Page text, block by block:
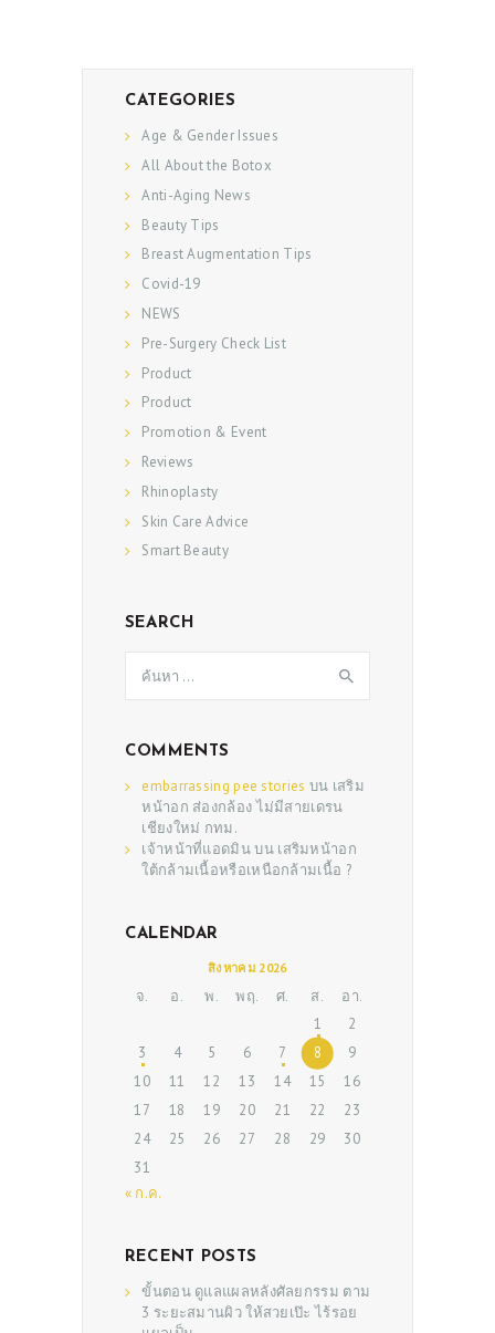
BEAUTY TIPS
PATIENT REVIEWS
PRE & POST CAUTIONS
CONSULT & RESERVATION
CATEGORIES
Age & Gender Issues
All About the Botox
Anti-Aging News
Beauty Tips
Breast Augmentation Tips
Covid-19
NEWS
Pre-Surgery Check List
Product
Product
Promotion & Event
Reviews
Rhinoplasty
Skin Care Advice
Smart Beauty
SEARCH
สำหรับ:
COMMENTS
embarrassing pee stories บน เสริม
หน้าอก ส่องกล้อง ไม่มีสายเดรน
เชียงใหม่ กทม.
เจ้าหน้าที่แอดมินบน เสริมหน้าอก
ใต้กล้ามเนื้อหรือเหนือกล้ามเนื้อ ?
CALENDAR
สิงหาคม 2026
จ. อ. พ. พฤ. ศ. ส. อา.
1
2
3
4 5 6 7 8
9
10
11 12 13 14 15
16
17
18 19 20 21 22
23
24
25 26 27 28 29
30
31
« ก.ค.
RECENT POSTS
ขั้นตอน ดูแลแผลหลังศัลยกรรม ตาม
3 ระยะสมานผิว ให้สวยเป๊ะ ไร้รอย